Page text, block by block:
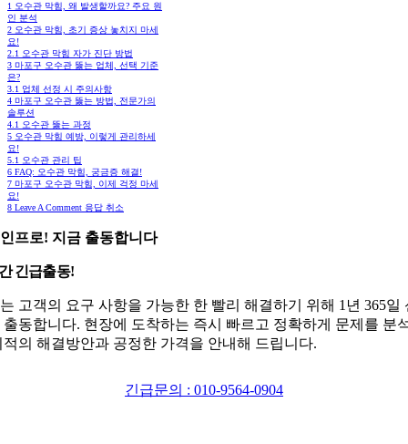
1 오수관 막힘, 왜 발생할까요? 주요 원
인 분석
2 오수관 막힘, 초기 증상 놓치지 마세
요!
2.1 오수관 막힘 자가 진단 방법
3 마포구 오수관 뚫는 업체, 선택 기준
은?
3.1 업체 선정 시 주의사항
4 마포구 오수관 뚫는 방법, 전문가의
솔루션
4.1 오수관 뚫는 과정
5 오수관 막힘 예방, 이렇게 관리하세
요!
5.1 오수관 관리 팁
6 FAQ: 오수관 막힘, 궁금증 해결!
7 마포구 오수관 막힘, 이제 걱정 마세
요!
8 Leave A Comment 응답 취소
프로! 지금 출동합니다
긴급출동!
고객의 요구 사항을 가능한 한 빨리 해결하기 위해 1년 365일
출동합니다. 현장에 도착하는 즉시 빠르고 정확하게 문제를 분
적의 해결방안과 공정한 가격을 안내해 드립니다.
긴급문의 : 010-9564-0904